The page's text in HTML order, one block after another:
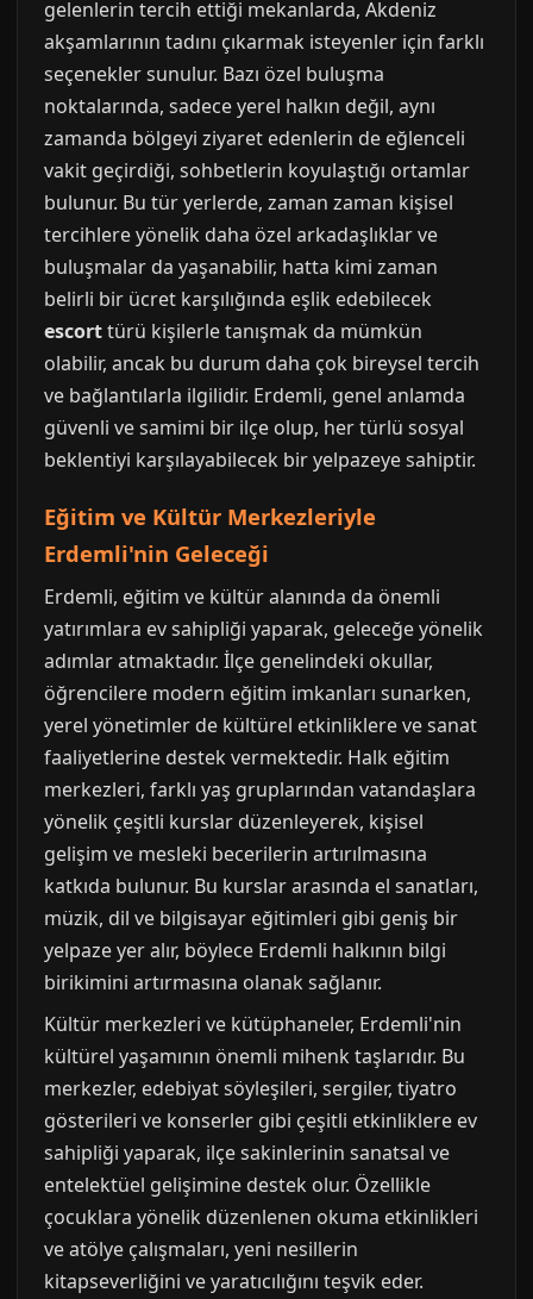
gelenlerin tercih ettiği mekanlarda, Akdeniz
akşamlarının tadını çıkarmak isteyenler için farklı
seçenekler sunulur. Bazı özel buluşma
noktalarında, sadece yerel halkın değil, aynı
zamanda bölgeyi ziyaret edenlerin de eğlenceli
vakit geçirdiği, sohbetlerin koyulaştığı ortamlar
bulunur. Bu tür yerlerde, zaman zaman kişisel
tercihlere yönelik daha özel arkadaşlıklar ve
buluşmalar da yaşanabilir, hatta kimi zaman
belirli bir ücret karşılığında eşlik edebilecek
escorttürü kişilerle tanışmak da mümkün
olabilir, ancak bu durum daha çok bireysel tercih
ve bağlantılarla ilgilidir. Erdemli, genel anlamda
güvenli ve samimi bir ilçe olup, her türlü sosyal
beklentiyi karşılayabilecek bir yelpazeye sahiptir.
Eğitim ve Kültür Merkezleriyle
Erdemli'nin Geleceği
Erdemli, eğitim ve kültür alanında da önemli
yatırımlara ev sahipliği yaparak, geleceğe yönelik
adımlar atmaktadır. İlçe genelindeki okullar,
öğrencilere modern eğitim imkanları sunarken,
yerel yönetimler de kültürel etkinliklere ve sanat
faaliyetlerine destek vermektedir. Halk eğitim
merkezleri, farklı yaş gruplarından vatandaşlara
yönelik çeşitli kurslar düzenleyerek, kişisel
gelişim ve mesleki becerilerin artırılmasına
katkıda bulunur. Bu kurslar arasında el sanatları,
müzik, dil ve bilgisayar eğitimleri gibi geniş bir
yelpaze yer alır, böylece Erdemli halkının bilgi
birikimini artırmasına olanak sağlanır.
Kültür merkezleri ve kütüphaneler, Erdemli'nin
kültürel yaşamının önemli mihenk taşlarıdır. Bu
merkezler, edebiyat söyleşileri, sergiler, tiyatro
gösterileri ve konserler gibi çeşitli etkinliklere ev
sahipliği yaparak, ilçe sakinlerinin sanatsal ve
entelektüel gelişimine destek olur. Özellikle
çocuklara yönelik düzenlenen okuma etkinlikleri
ve atölye çalışmaları, yeni nesillerin
kitapseverliğini ve yaratıcılığını teşvik eder.